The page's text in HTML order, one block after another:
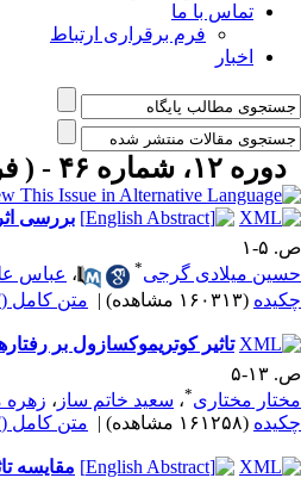
تماس با ما
فرم برقراری ارتباط
اخبار
دوره ۱۲، شماره ۴۶ - ( فروردين ۱۳۸۳ )
بررسی‌
ص. ۵-۱
حسین میلادی‌ گرجی* ، عباس
چکیده (۱۶۰۳۱۳ مشاهده) | متن کامل (PDF)
تاثیر کوتریموکسازول بر
ص. ۱۳-۵
مختار مختاری*، سعید خاتم ساز ، زهره
چکیده (۱۶۱۲۵۸ مشاهده) | متن کامل (PDF)
مقایسه‌